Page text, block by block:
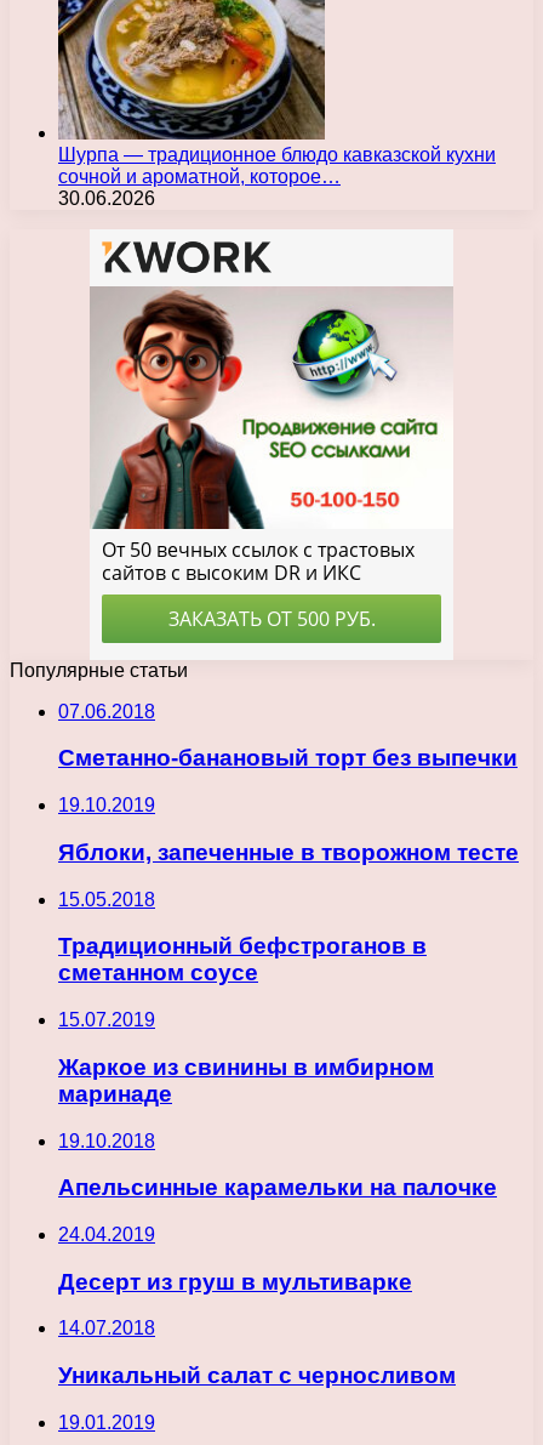
Шурпа — традиционное блюдо кавказской кухни
сочной и ароматной, которое…
30.06.2026
Популярные статьи
07.06.2018
Сметанно-банановый торт без выпечки
19.10.2019
Яблоки, запеченные в творожном тесте
15.05.2018
Традиционный бефстроганов в
сметанном соусе
15.07.2019
Жаркое из свинины в имбирном
маринаде
19.10.2018
Апельсинные карамельки на палочке
24.04.2019
Десерт из груш в мультиварке
14.07.2018
Уникальный салат с черносливом
19.01.2019